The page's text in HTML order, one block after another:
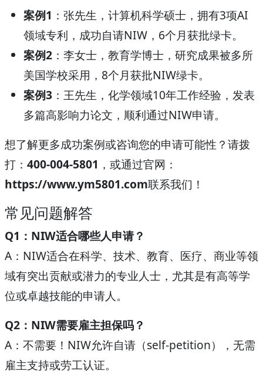
案例1 ：张先生，计算机科学硕士，拥有3项AI
领域专利，成功自请NIW，6个月获批绿卡。
案例2 ：李女士，教育学博士，研究成果被多所
美国学校采用，8个月获批NIW绿卡。
案例3 ：王先生，化学领域10年工作经验，发表
多篇高影响力论文，顺利通过NIW申请。
想了解更多成功案例或咨询您的申请可能性？请拨
打： 400-004-5801 ，或通过官网：
https://www.ym5801.com联系我们！
常见问题解答
Q1：NIW适合哪些人申请？
A：NIW适合在科学、技术、教育、医疗、商业等领
域有突出贡献或潜力的专业人士，尤其是有高等学
位或卓越技能的申请人。
Q2：NIW需要雇主担保吗？
A：不需要！NIW允许自请（self-petition），无需
雇主支持或劳工认证。